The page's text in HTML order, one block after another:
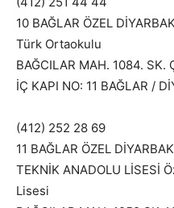
10 BAĞLAR ÖZEL
Türk Ortaokulu
BAĞCILAR MAH. 1084. SK.
İÇ KAPI NO: 11 BAĞLAR /
(412) 252 28 69
11 BAĞLAR ÖZEL
TEKNİK ANADOLU LİSESİ
Lisesi